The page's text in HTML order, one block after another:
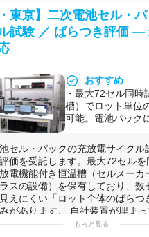
療機器の消毒評価
TIR12／ISO
ASTM規格等準拠
鏡関連器具・手術
リデーション
【2】医療機器メ
製品におけるIFU
【3】既存製品の滅
圧蒸気→低温滅菌
データ取得
【4】海外輸出向け
規格準拠データ整
【5】洗浄・消毒
合せた再生処理プ
造確認がその場で
・東京都心の立地
や急なサンプル評
池 セルの 充放電サイクル試験（
記録）
パックの 充放電試験（大型24〜
フト用途、大型
パックのインピーダンス（内部
イミュニティ試験（その場で修
）
線サーモグラフィによる発熱部
路波形解析・絶縁抵抗試験
庫品の補充電・不活性セルの選
充放電装置が稼働中で空きがない
業立ち上げ期に電池評価環境を
したい場合
達した 電池 パックの品質検証
仕上げたい開発チーム
・東京】二次電池セル・
試験 ／ ばらつき評価 —
おすすめ
・最大72セル同
槽）でロット単位
可能。電池パック
グルーピングのニ
れる。
・セルメーカー・
通常保有しない「
温槽」を民間ラボ
先として国内でも
・24時間無人連続
数百サイクルの長
セル・パックの充放電サイクル
価を受託します。最大72セル
電機能付き恒温槽（セルメーカ
スの設備）を保有しており、数
えにくい「ロット全体のばらつ
があります。 自社装置が埋ま
もっと見る